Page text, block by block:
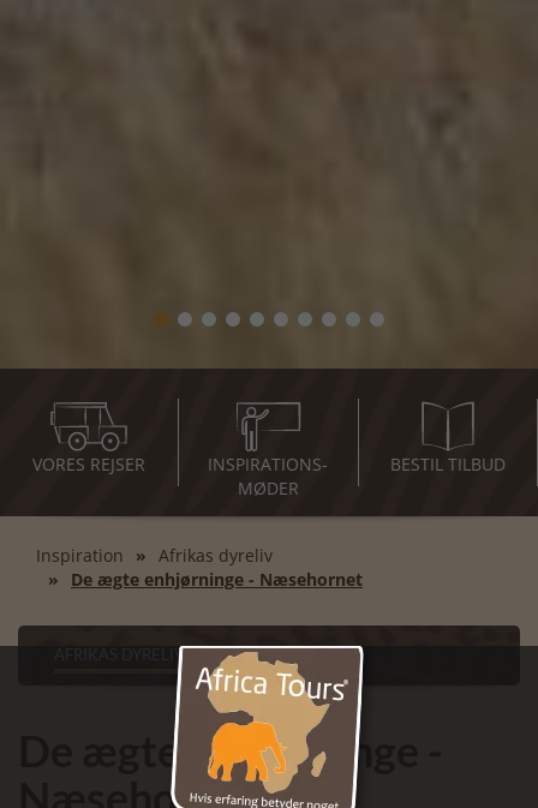
VORES REJSER
INSPIRATIONS-
MØDER
BESTIL TILBUD
Inspiration
Afrikas dyreliv
De ægte enhjørninge - Næsehornet
AFRIKAS DYRELIV
De ægte enhjørninge -
Næsehornet